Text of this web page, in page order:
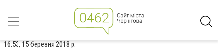
16:53, 15 березня 2018 р.